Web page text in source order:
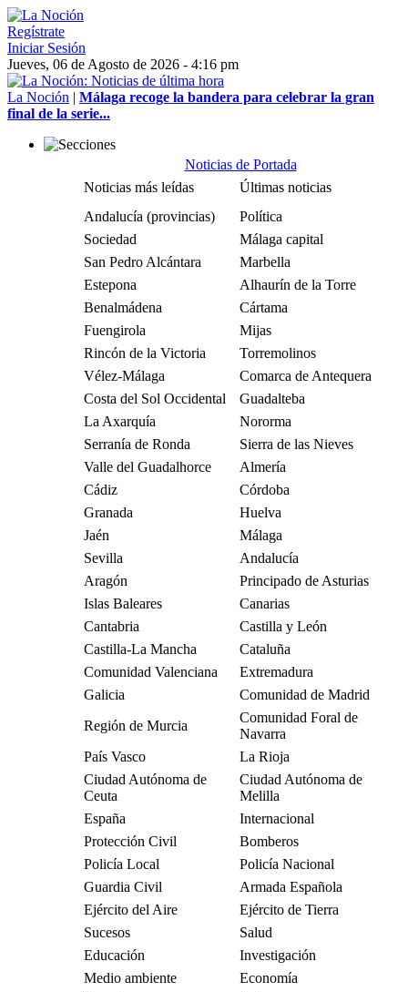
Regístrate
Iniciar Sesión
Jueves, 06 de Agosto de 2026 - 4:16 pm
La Noción | Málaga recoge la bandera para celebrar la gran
final de la serie...
Noticias de Portada
Noticias más leídas
Últimas noticias
Andalucía (provincias)
Política
Sociedad
Málaga capital
San Pedro Alcántara
Marbella
Estepona
Alhaurín de la Torre
Benalmádena
Cártama
Fuengirola
Mijas
Rincón de la Victoria
Torremolinos
Vélez-Málaga
Comarca de Antequera
Costa del Sol Occidental
Guadalteba
La Axarquía
Nororma
Serranía de Ronda
Sierra de las Nieves
Valle del Guadalhorce
Almería
Cádiz
Córdoba
Granada
Huelva
Jaén
Málaga
Sevilla
Andalucía
Aragón
Principado de Asturias
Islas Baleares
Canarias
Cantabria
Castilla y León
Castilla-La Mancha
Cataluña
Comunidad Valenciana
Extremadura
Galicia
Comunidad de Madrid
Región de Murcia
Comunidad Foral de
Navarra
País Vasco
La Rioja
Ciudad Autónoma de
Ceuta
Ciudad Autónoma de
Melilla
España
Internacional
Protección Civil
Bomberos
Policía Local
Policía Nacional
Guardia Civil
Armada Española
Ejército del Aire
Ejército de Tierra
Sucesos
Salud
Educación
Investigación
Medio ambiente
Economía